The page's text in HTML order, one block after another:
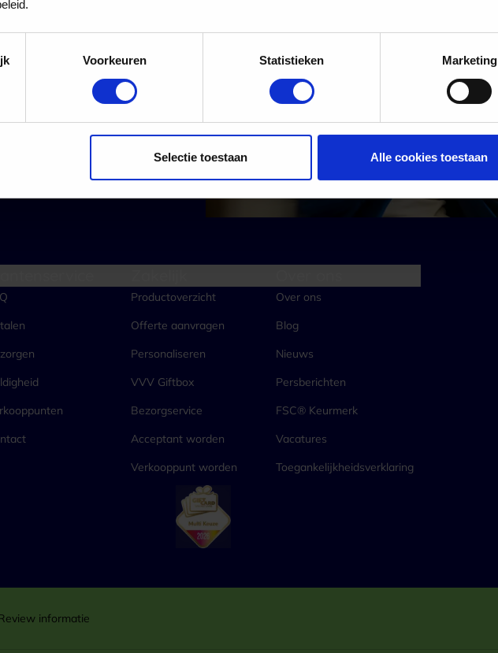
Voorkeuren Statistieken Marketing
Selectie toestaan Alle cookies toestaan
alle nieuwe aanmeldingen voor de nieuwsbrief
Aanmelden
Productoverzicht
Offerte aanvragen
Personaliseren
VVV Giftbox
Bezorgservice
Acceptant worden
Verkooppunt worden
Over ons
Blog
Nieuws
Persberichten
FSC® Keurmerk
Vacatures
Toegankelijkheidsverklaring
informatie